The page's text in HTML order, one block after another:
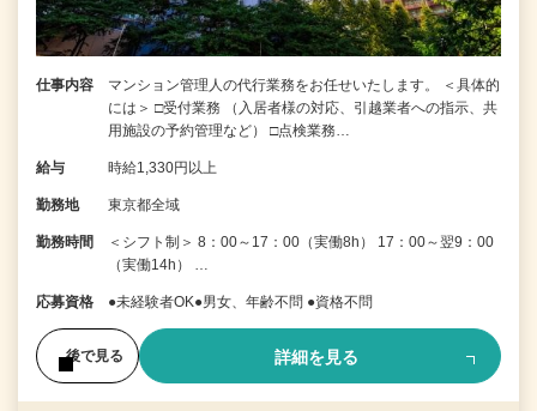
仕事内容
マンション管理人の代行業務をお任せいたします。 ＜具体的
には＞ □受付業務 （入居者様の対応、引越業者への指示、共
用施設の予約管理など） □点検業務…
給与 時給1,330円以上
勤務地 東京都全域
勤務時間
＜シフト制＞ 8：00～17：00（実働8h） 17：00～翌9：00
（実働14h） …
応募資格 ●未経験者OK●男女、年齢不問 ●資格不問
後で見る 詳細を見る